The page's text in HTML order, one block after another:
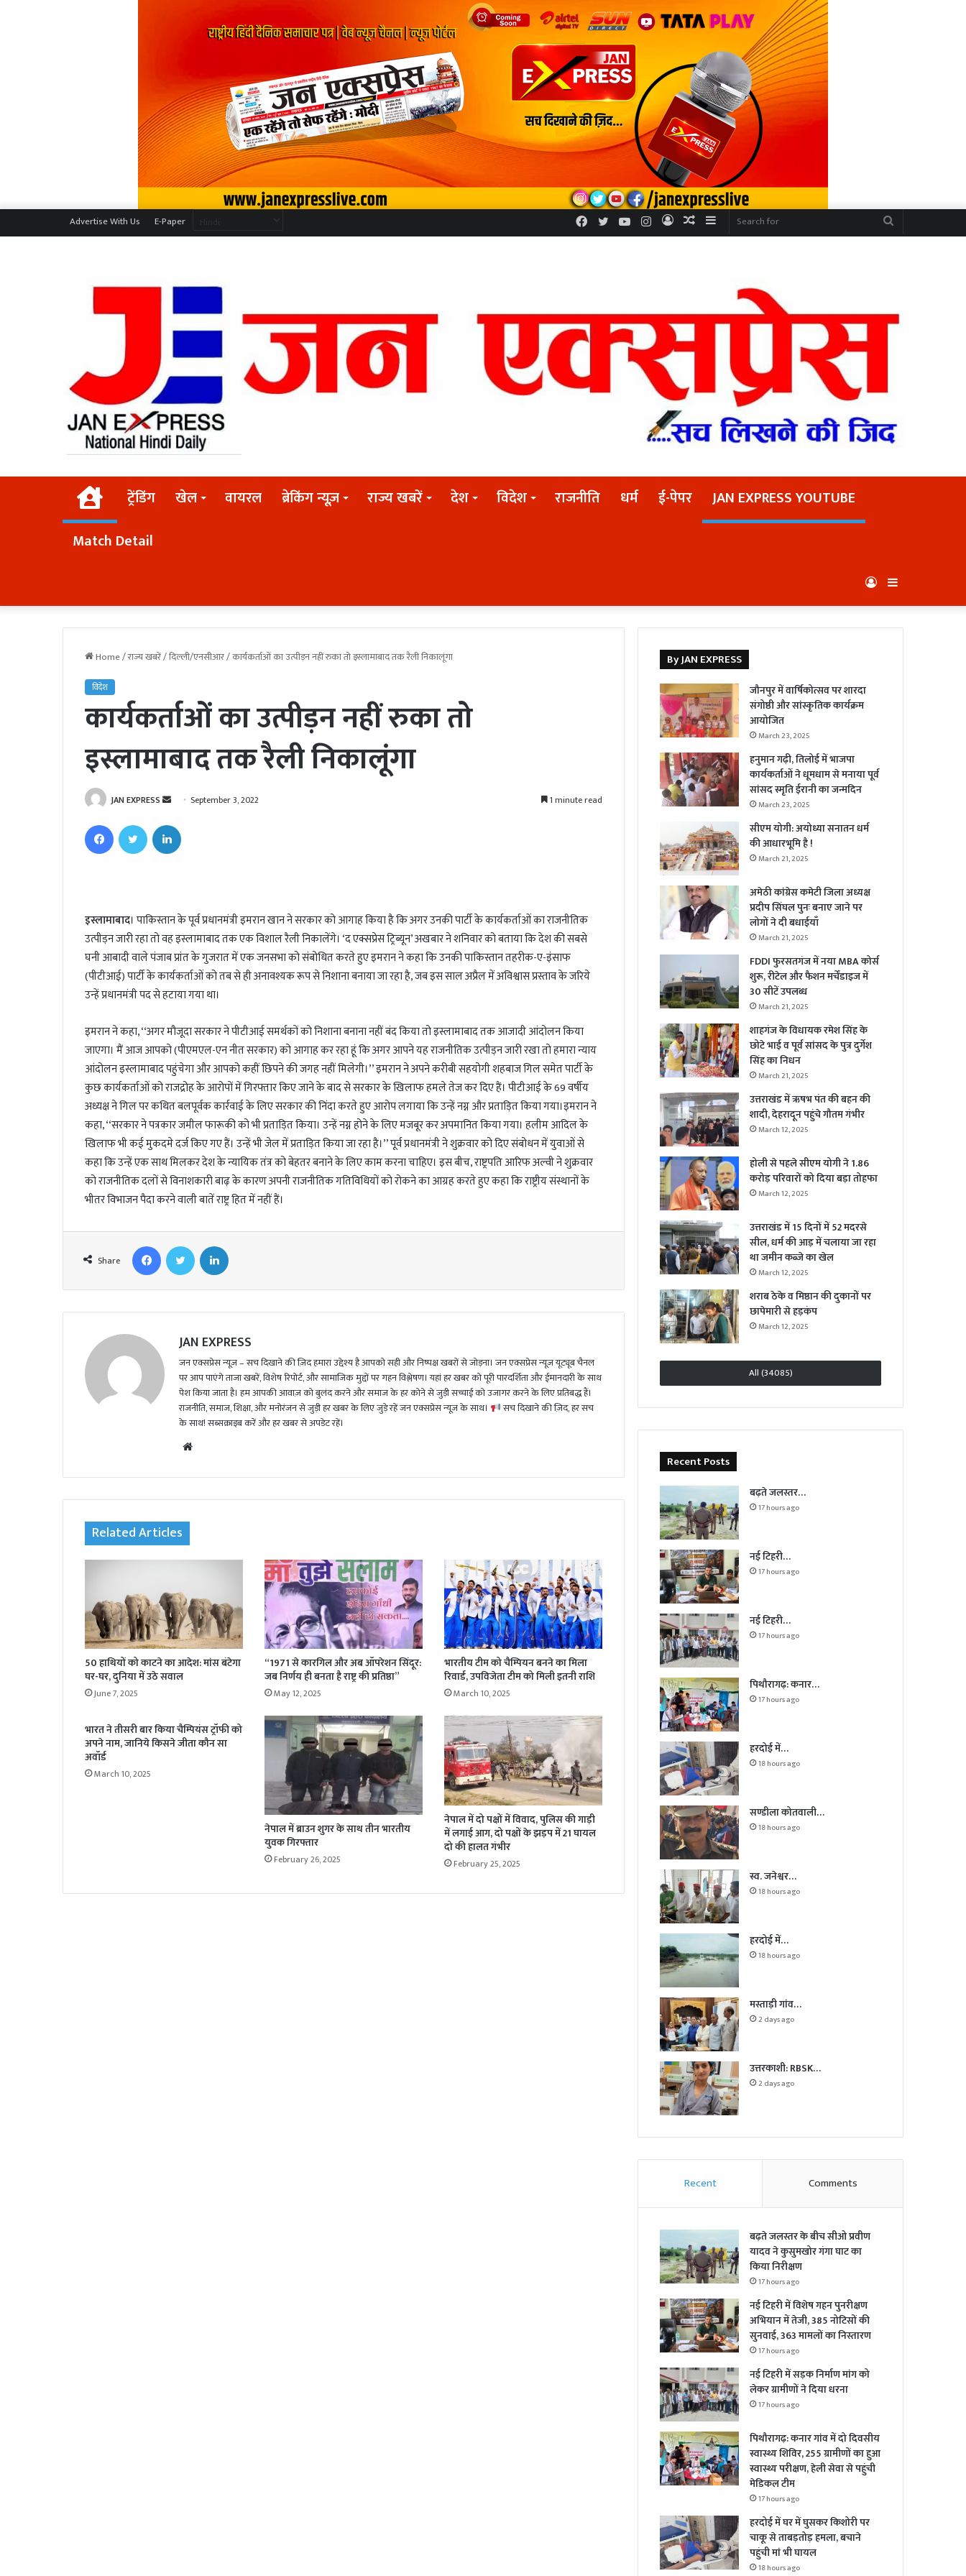
Advertise With Us E-Paper Sidebar
Random
Log
Instagram
YouTube
Twitter
Facebook
Homeट्रेंडिंग खेल वायरल ब्रेकिंग न्यूज़ राज्य खबरें देश विदेश राजनीति धर्म ई-पेपर
JAN EXPRESS YOUTUBE
Match Detail
Log
In
Home/राज्य खबरें/दिल्ली/एनसीआर/कार्यकर्ताओं का उत्पीड़न नहीं रुका तो इस्लामाबाद तक रैली निकालूंगा
विदेश
कार्यकर्ताओं का उत्पीड़न नहीं रुका तो
इस्लामाबाद तक रैली निकालूंगा
JAN EXPRESS
d
m
a
i
l
September 3, 2022 1 minute read
इस्लामाबाद। पाकिस्तान के पूर्व प्रधानमंत्री इमरान खान ने सरकार को आगाह किया है कि अगर उनकी पार्टी के कार्यकर्ताओं का राजनीतिक
उत्पीड़न जारी रहा तो वह इस्लामाबाद तक एक विशाल रैली निकालेंगे। ‘द एक्सप्रेस ट्रिब्यून’ अखबार ने शनिवार को बताया कि देश की सबसे
घनी आबादी वाले पंजाब प्रांत के गुजरात में एक जनसभा को संबोधित करते हुए इमरान ने कहा कि उनकी पाकिस्तान तहरीक-ए-इंसाफ
(पीटीआई) पार्टी के कार्यकर्ताओं को तब से ही अनावश्यक रूप से निशाना बनाया जा रहा है, जब इस साल अप्रैल में अविश्वास प्रस्ताव के जरिये
उन्हें प्रधानमंत्री पद से हटाया गया था।
इमरान ने कहा, ‘‘अगर मौजूदा सरकार ने पीटीआई समर्थकों को निशाना बनाना नहीं बंद किया तो इस्लामाबाद तक आजादी आंदोलन किया
जाएगा। मैं आज आपको (पीएमएल-एन नीत सरकार) को आगाह कर रहा हूं कि अगर आपने यह राजनीतिक उत्पीड़न जारी रखा तो हमारा न्याय
आंदोलन इस्लामाबाद पहुंचेगा और आपको कहीं छिपने की जगह नहीं मिलेगी।’’ इमरान ने अपने करीबी सहयोगी शहबाज गिल समेत पार्टी के
कुछ कार्यकर्ताओं को राजद्रोह के आरोपों में गिरफ्तार किए जाने के बाद से सरकार के खिलाफ हमले तेज कर दिए हैं। पीटीआई के 69 वर्षीय
अध्यक्ष ने गिल पर कथित बलपूर्वक कार्रवाई के लिए सरकार की निंदा करते हुए आरोप लगाया कि उन्हें नग्न और प्रताड़ित किया गया।इमरान ने
कहा, ‘‘सरकार ने पत्रकार जमील फारूकी को भी प्रताड़ित किया। उन्हें नग्न होने के लिए मजबूर कर अपमानित किया गया। हलीम आदिल के
खिलाफ भी कई मुकदमे दर्ज किए गए हैं। उन्हें भी जेल में प्रताड़ित किया जा रहा है।’’ पूर्व प्रधानमंत्री ने शुक्रवार को दिए संबोधन में युवाओं से
कहा कि उन्हें एक साथ मिलकर देश के न्यायिक तंत्र को बेहतर बनाने के लिए काम करना चाहिए। इस बीच, राष्ट्रपति आरिफ अल्वी ने शुक्रवार
को राजनीतिक दलों से विनाशकारी बाढ़ के कारण अपनी राजनीतिक गतिविधियों को रोकने का आग्रह करते हुए कहा कि राष्ट्रीय संस्थानों के
भीतर विभाजन पैदा करने वाली बातें राष्ट्र हित में नहीं हैं।
Share
JAN EXPRESS
जन एक्सप्रेस न्यूज़ – सच दिखाने की ज़िद हमारा उद्देश्य है आपको सही और निष्पक्ष खबरों से जोड़ना। जन एक्सप्रेस न्यूज़ यूट्यूब चैनल
पर आप पाएंगे ताजा खबरें, विशेष रिपोर्ट, और सामाजिक मुद्दों पर गहन विश्लेषण। यहां हर खबर को पूरी पारदर्शिता और ईमानदारी के साथ
पेश किया जाता है। हम आपकी आवाज़ को बुलंद करने और समाज के हर कोने से जुड़ी सच्चाई को उजागर करने के लिए प्रतिबद्ध हैं।
राजनीति, समाज, शिक्षा, और मनोरंजन से जुड़ी हर खबर के लिए जुड़े रहें जन एक्सप्रेस न्यूज़ के साथ।
सच दिखाने की ज़िद, हर सच
के साथ! सब्सक्राइब करें और हर खबर से अपडेट रहें।
te
Related Articles
50 हाथियों को काटने का आदेश: मांस बंटेगा
घर-घर, दुनिया में उठे सवाल
June 7, 2025
“1971 से कारगिल और अब ऑपरेशन सिंदूर:
जब निर्णय ही बनता है राष्ट्र की प्रतिष्ठा”
May 12, 2025
भारतीय टीम को चैम्पियन बनने का मिला
रिवार्ड, उपविजेता टीम को मिली इतनी राशि
March 10, 2025
भारत ने तीसरी बार किया चैम्पियंस ट्रॉफी को
अपने नाम, जानिये किसने जीता कौन सा
अवॉर्ड
March 10, 2025
नेपाल में ब्राउन शुगर के साथ तीन भारतीय
युवक गिरफ्तार
February 26, 2025
नेपाल में दो पक्षों में विवाद, पुलिस की गाड़ी
में लगाई आग, दो पक्षों के झड़प में 21 घायल
दो की हालत गंभीर
February 25, 2025
By JAN EXPRESS
जौनपुर में वार्षिकोत्सव पर शारदा
संगोष्ठी और सांस्कृतिक कार्यक्रम
आयोजित
March 23, 2025
हनुमान गढ़ी, तिलोई में भाजपा
कार्यकर्ताओं ने धूमधाम से मनाया पूर्व
सांसद स्मृति ईरानी का जन्मदिन
March 23, 2025
सीएम योगी: अयोध्या सनातन धर्म
की आधारभूमि है !
March 21, 2025
अमेठी कांग्रेस कमेटी जिला अध्यक्ष
प्रदीप सिंघल पुनः बनाए जाने पर
लोगों ने दी बधाईयाँ
March 21, 2025
FDDI फुरसतगंज में नया MBA कोर्स
शुरू, रीटेल और फैशन मर्चेंडाइज में
30 सीटें उपलब्ध
March 21, 2025
शाहगंज के विधायक रमेश सिंह के
छोटे भाई व पूर्व सांसद के पुत्र दुर्गेश
सिंह का निधन
March 21, 2025
उत्तराखंड में ऋषभ पंत की बहन की
शादी, देहरादून पहुंचे गौतम गंभीर
March 12, 2025
होली से पहले सीएम योगी ने 1.86
करोड़ परिवारों को दिया बड़ा तोहफा
March 12, 2025
उत्तराखंड में 15 दिनों में 52 मदरसे
सील, धर्म की आड़ में चलाया जा रहा
था जमीन कब्जे का खेल
March 12, 2025
शराब ठेके व मिष्ठान की दुकानों पर
छापेमारी से हड़कंप
March 12, 2025
All (34085)
Recent Posts
बढ़ते जलस्तर…
17 hours ago
नई टिहरी…
17 hours ago
नई टिहरी…
17 hours ago
पिथौरागढ़: कनार…
17 hours ago
हरदोई में…
18 hours ago
सण्डीला कोतवाली…
18 hours ago
स्व. जनेश्वर…
18 hours ago
हरदोई में…
18 hours ago
मस्ताड़ी गांव…
2 days ago
उत्तरकाशी: RBSK…
2 days ago
Recent Comments
बढ़ते जलस्तर के बीच सीओ प्रवीण
यादव ने कुसुमखोर गंगा घाट का
किया निरीक्षण
17 hours ago
नई टिहरी में विशेष गहन पुनरीक्षण
अभियान में तेजी, 385 नोटिसों की
सुनवाई, 363 मामलों का निस्तारण
17 hours ago
नई टिहरी में सड़क निर्माण मांग को
लेकर ग्रामीणों ने दिया धरना
17 hours ago
पिथौरागढ़: कनार गांव में दो दिवसीय
स्वास्थ्य शिविर, 255 ग्रामीणों का हुआ
स्वास्थ्य परीक्षण, हेली सेवा से पहुंची
मेडिकल टीम
17 hours ago
हरदोई में घर में घुसकर किशोरी पर
चाकू से ताबड़तोड़ हमला, बचाने
पहुंची मां भी घायल
18 hours ago